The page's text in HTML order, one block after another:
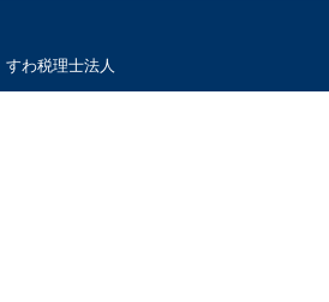
すわ税理士法人